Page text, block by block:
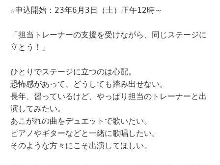
☆申込開始：23年6月3日（土）正午12時～
「担当トレーナーの支援を受けながら、同じステージに
立とう！」
ひとりでステージに立つのは心配。
恐怖感があって、どうしても踏み出せない。
長年、習っているけど、やっぱり担当のトレーナーと出
演してみたい。
あこがれの曲をデュエットで歌いたい。
ピアノやギターなどと一緒に歌唱したい。
そのような方々にこそ出演してほしい。